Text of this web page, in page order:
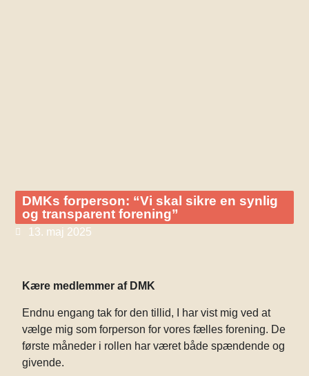
DMKs forperson: “Vi skal sikre en synlig
og transparent forening”
13. maj 2025
Kære medlemmer af DMK
Endnu engang tak for den tillid, I har vist mig ved at
vælge mig som forperson for vores fælles forening. De
første måneder i rollen har været både spændende og
givende.